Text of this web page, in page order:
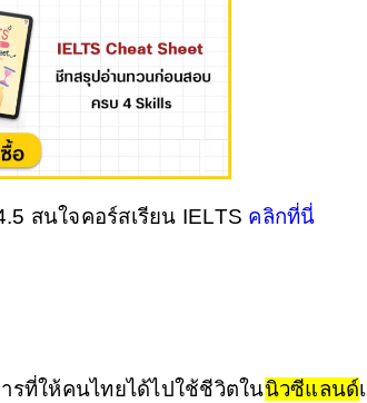
สนใจคอร์สเรียน IELTS คลิกที่นี่
รที่ให้คนไทยได้ไปใช้ชีวิตในนิวซีแลนด์